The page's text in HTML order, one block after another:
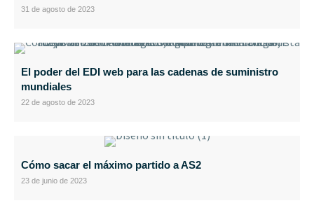
31 de agosto de 2023
El poder del EDI web para las cadenas de suministro
mundiales
22 de agosto de 2023
Cómo sacar el máximo partido a AS2
23 de junio de 2023